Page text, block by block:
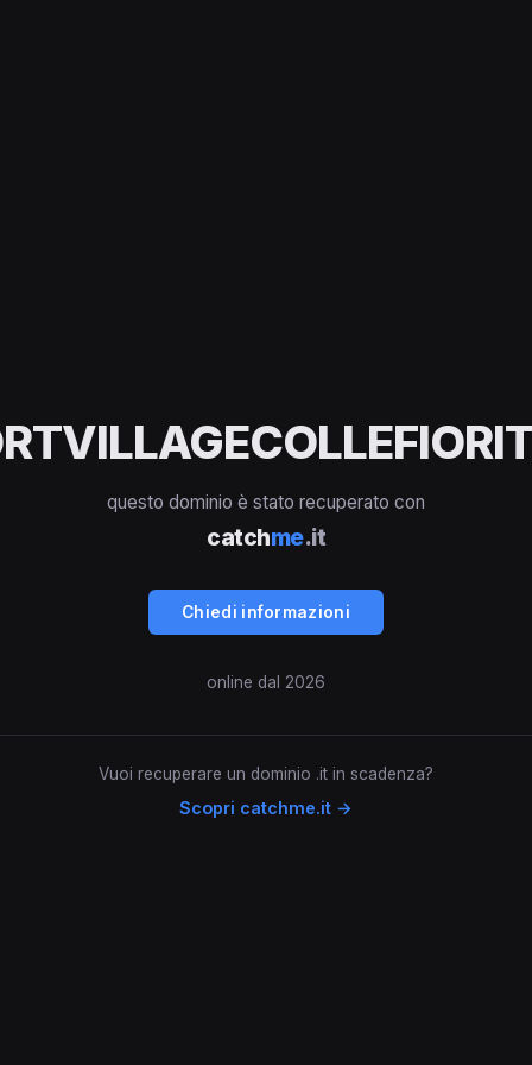
questo dominio è stato recuperato con
catchme.it
Chiedi informazioni
online dal 2026
Vuoi recuperare un dominio .it in scadenza?
Scopri catchme.it →